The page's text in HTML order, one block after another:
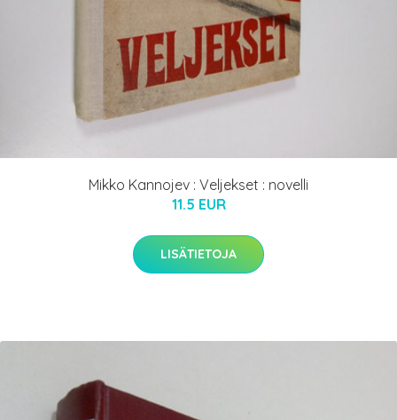
Mikko Kannojev : Veljekset : novelli
11.5 EUR
LISÄTIETOJA